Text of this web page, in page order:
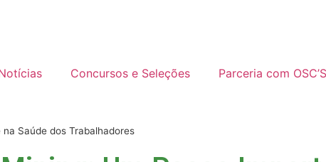
Concursos e Seleções Parceria com OSC’S
Saúde dos Trabalhadores